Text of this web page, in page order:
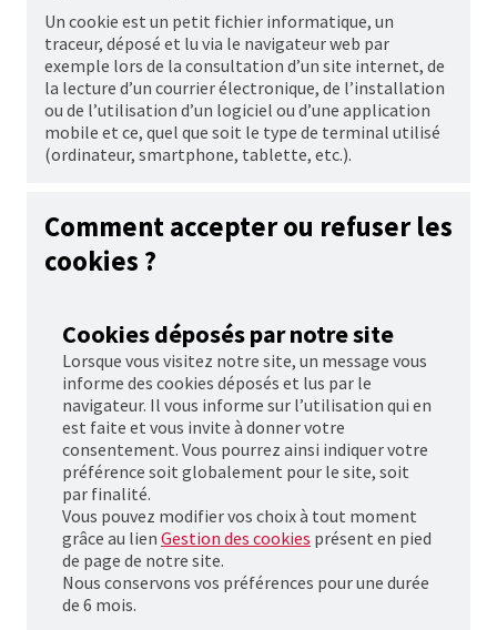
Un cookie est un petit fichier informatique, un
traceur, déposé et lu via le navigateur web par
exemple lors de la consultation d’un site internet, de
la lecture d’un courrier électronique, de l’installation
ou de l’utilisation d’un logiciel ou d’une application
mobile et ce, quel que soit le type de terminal utilisé
(ordinateur, smartphone, tablette, etc.).
Comment accepter ou refuser les
cookies ?
Cookiesdéposés par notre site
Lorsque vous visitez notre site, un message vous
informe des cookies déposés et lus par le
navigateur. Il vous informe sur l’utilisation qui en
est faite et vous invite à donner votre
consentement. Vous pourrez ainsi indiquer votre
préférence soit globalement pour le site, soit
par finalité.
Vous pouvez modifier vos choix à tout moment
grâce au lien Gestion des cookies présent en pied
de page de notre site.
Nous conservons vos préférences pour une durée
de 6 mois.